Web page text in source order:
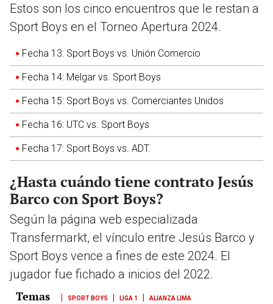
Estos son los cinco encuentros que le restan a
Sport Boys en el Torneo Apertura 2024.
Fecha 13: Sport Boys vs. Unión Comercio
Fecha 14: Melgar vs. Sport Boys
Fecha 15: Sport Boys vs. Comerciantes Unidos
Fecha 16: UTC vs. Sport Boys
Fecha 17: Sport Boys vs. ADT.
¿Hasta cuándo tiene contrato Jesús
Barco con Sport Boys?
Según la página web especializada
Transfermarkt, el vínculo entre Jesús Barco y
Sport Boys vence a fines de este 2024. El
jugador fue fichado a inicios del 2022.
SPORT BOYS LIGA 1 ALIANZA LIMA